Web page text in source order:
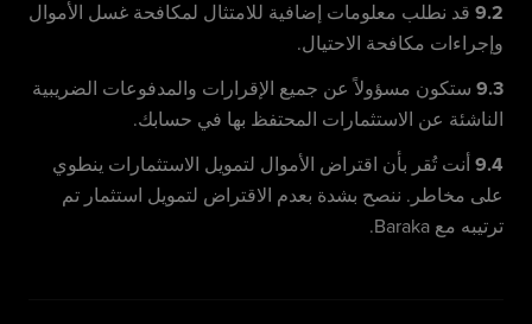
9.2 قد نطلب معلومات إضافية للامتثال لمكافحة غسل الأموال
وإجراءات مكافحة الاحتيال.
9.3 ستكون مسؤولاً عن جميع الإقرارات والمدفوعات الضريبية
الناشئة عن الاستثمارات المحتفظ بها في حسابك.
9.4 أنت تُقر بأن اقتراض الأموال لتمويل الاستثمارات ينطوي
على مخاطر. ننصح بشدة بعدم الاقتراض لتمويل استثمار تم
ترتيبه مع Baraka.